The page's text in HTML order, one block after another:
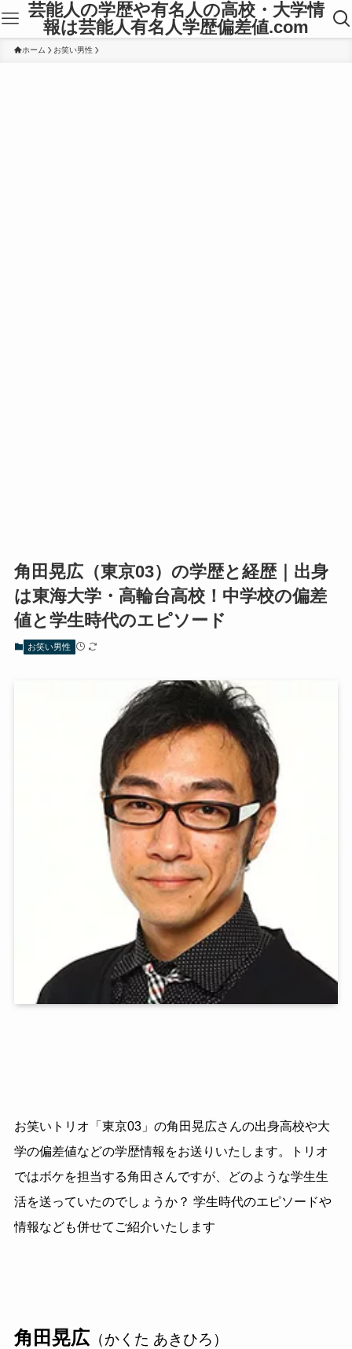
芸能人の学歴や有名人の高校・大学情
報は芸能人有名人学歴偏差値.com
ホーム お笑い男性
角田晃広（東京03）の学歴と経歴｜出身
は東海大学・高輪台高校！中学校の偏差
値と学生時代のエピソード
お笑い男性
お笑いトリオ「東京03」の角田晃広さんの出身高校や大
学の偏差値などの学歴情報をお送りいたします。トリオ
ではボケを担当する角田さんですが、どのような学生生
活を送っていたのでしょうか？ 学生時代のエピソードや
情報なども併せてご紹介いたします
角田晃広 （かくた あきひろ）